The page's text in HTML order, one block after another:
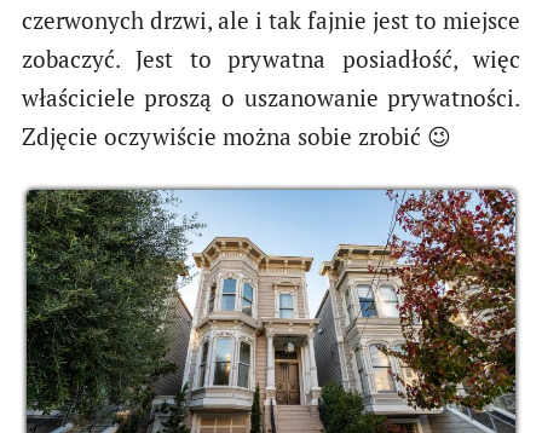
czerwonych drzwi, ale i tak fajnie jest to miejsce
zobaczyć. Jest to prywatna posiadłość, więc
właściciele proszą o uszanowanie prywatności.
Zdjęcie oczywiście można sobie zrobić 😉